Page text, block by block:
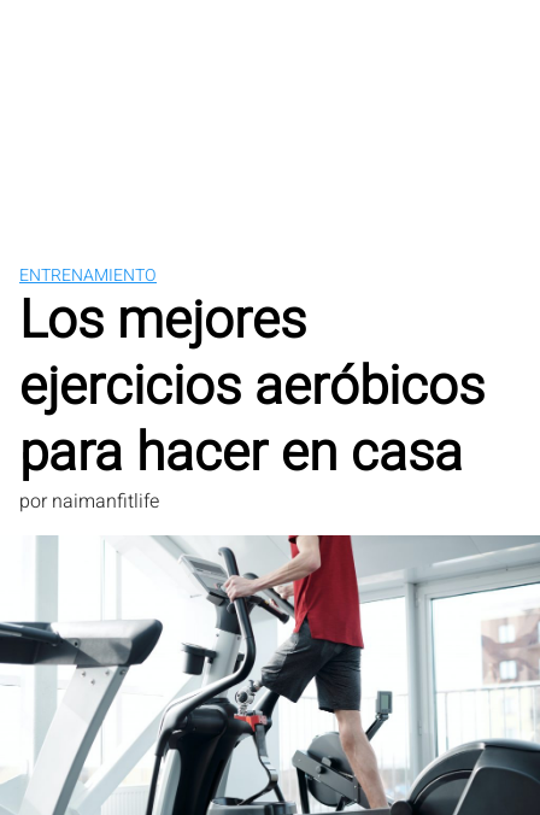
ENTRENAMIENTO
Los mejores
ejercicios aeróbicos
para hacer en casa
por naimanfitlife